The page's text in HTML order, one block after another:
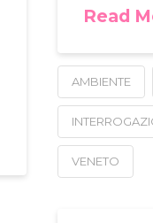
Read
AMBIENTE
VENETO